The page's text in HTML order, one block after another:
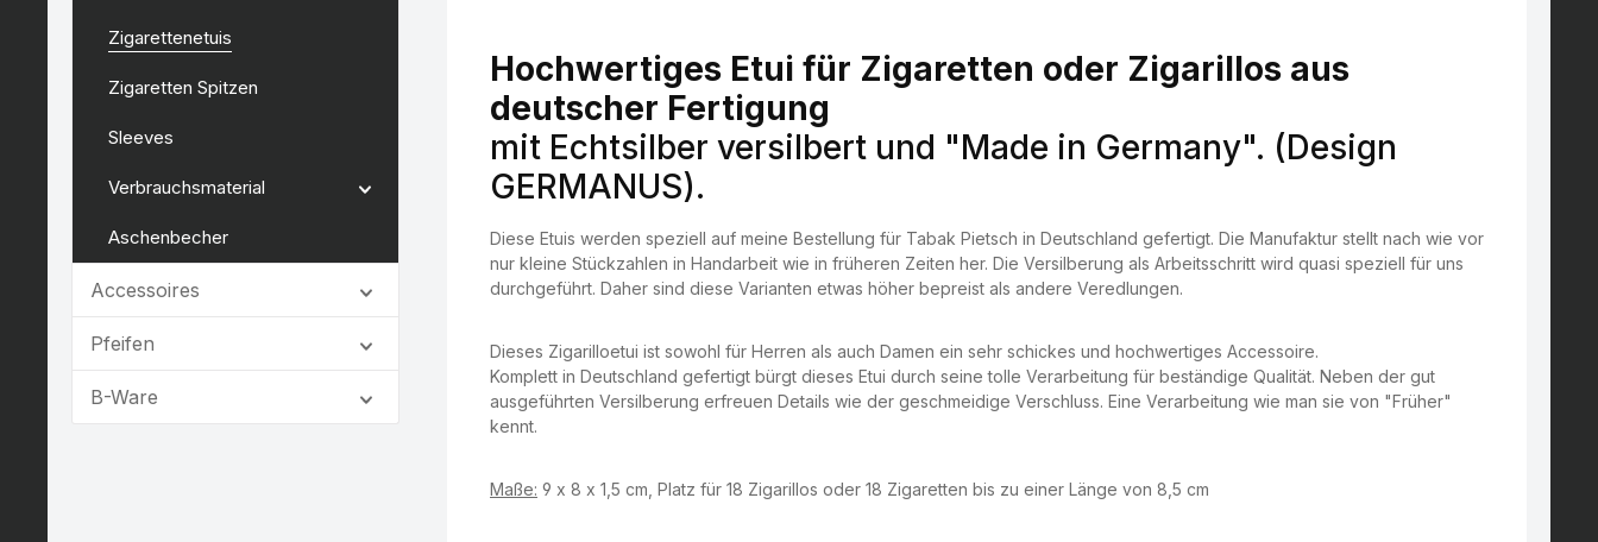
Zigarettenetuis
Zigaretten Spitzen
Sleeves
Verbrauchsmaterial
Aschenbecher
Accessoires
Pfeifen
B-Ware
Hochwertiges Etui für Zigaretten oder Zigarillos aus
deutscher Fertigung
mit Echtsilber versilbert und "Made in Germany". (Design
GERMANUS).
Diese Etuis werden speziell auf meine Bestellung für Tabak Pietsch in Deutschland gefertigt. Die Manufaktur stellt nach wie vor
nur kleine Stückzahlen in Handarbeit wie in früheren Zeiten her. Die Versilberung als Arbeitsschritt wird quasi speziell für uns
durchgeführt. Daher sind diese Varianten etwas höher bepreist als andere Veredlungen.
Dieses Zigarilloetui ist sowohl für Herren als auch Damen ein sehr schickes und hochwertiges Accessoire.
Komplett in Deutschland gefertigt bürgt dieses Etui durch seine tolle Verarbeitung für beständige Qualität. Neben der gut
ausgeführten Versilberung erfreuen Details wie der geschmeidige Verschluss. Eine Verarbeitung wie man sie von "Früher"
kennt.
Maße: 9 x 8 x 1,5 cm, Platz für 18 Zigarillos oder 18 Zigaretten bis zu einer Länge von 8,5 cm